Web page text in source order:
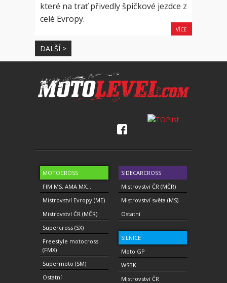
které na trať přivedly špičkové jezdce z
celé Evropy.
VÍCE
DALŠÍ >
MOTOCROSS
FIM MS, AMA MX...
Mistrovství Evropy (ME)
Mistrovství ČR (MČR)
Supercross (SX)
Freestyle motocross
(FMX)
Supermoto (SM)
Ostatní
SIDECARCROSS
Mistrovství ČR (MČR)
Mistrovství světa (MS)
Ostatní
SILNICE
Moto GP
WSBK
Mistrovství ČR